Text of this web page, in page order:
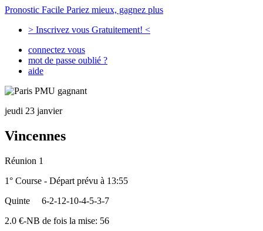
Pronostic Facile Pariez mieux, gagnez plus
> Inscrivez vous Gratuitement! <
connectez vous
mot de passe oublié ?
aide
jeudi 23 janvier
Vincennes
Réunion 1
1° Course - Départ prévu à 13:55
Quinte
6-2-12-10-4-5-3-7
2.0 €-NB de fois la mise: 56